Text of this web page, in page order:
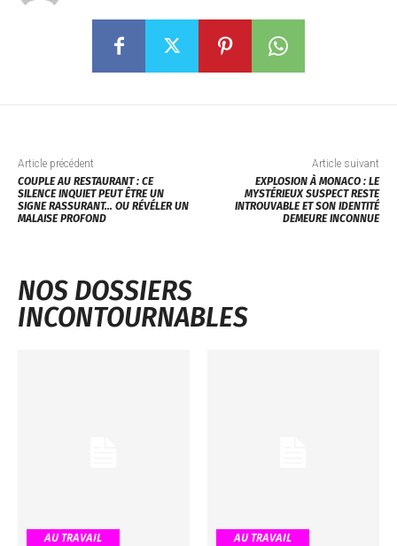
Article précédent
COUPLE AU RESTAURANT : CE
SILENCE INQUIET PEUT ÊTRE UN
SIGNE RASSURANT… OU RÉVÉLER UN
MALAISE PROFOND
Article suivant
EXPLOSION À MONACO : LE
MYSTÉRIEUX SUSPECT RESTE
INTROUVABLE ET SON IDENTITÉ
DEMEURE INCONNUE
NOS DOSSIERS
INCONTOURNABLES
AU TRAVAIL AU TRAVAIL